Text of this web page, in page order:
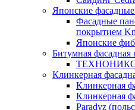
Японские
Фасадные
покрытием
Японские
Битумная фасадная
Клинкерная
Клинкерная
Клинкерная
Paradyz